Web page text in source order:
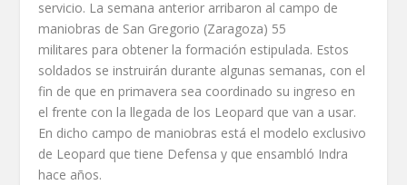
servicio. La semana anterior arribaron al campo de
maniobras de San Gregorio (Zaragoza) 55
militares para obtener la formación estipulada. Estos
soldados se instruirán durante algunas semanas, con el
fin de que en primavera sea coordinado su ingreso en
el frente con la llegada de los Leopard que van a usar.
En dicho campo de maniobras está el modelo exclusivo
de Leopard que tiene Defensa y que ensambló Indra
hace años.